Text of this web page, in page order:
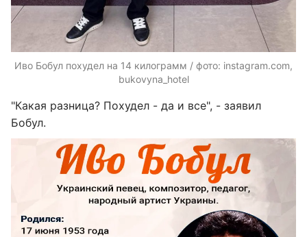
Иво Бобул похудел на 14 килограмм / фото: instagram.com,
bukovyna_hotel
"Какая разница? Похудел - да и все", - заявил
Бобул.